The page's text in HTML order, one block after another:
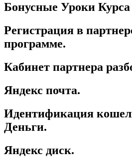
Бонусные Уроки Курса
Регистрация в
программе.
Кабинет партнера
Яндекс почта.
Идентификация
Деньги.
Яндекс диск.